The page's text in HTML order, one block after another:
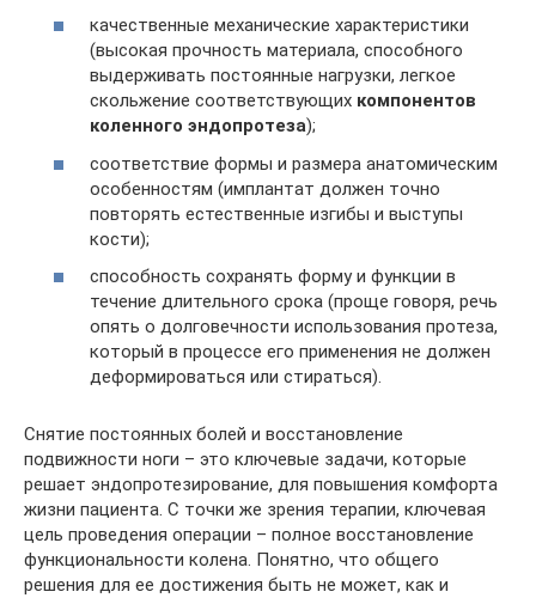
качественные механические характеристики
(высокая прочность материала, способного
выдерживать постоянные нагрузки, легкое
скольжение соответствующих компонентов
коленного эндопротеза);
соответствие формы и размера анатомическим
особенностям (имплантат должен точно
повторять естественные изгибы и выступы
кости);
способность сохранять форму и функции в
течение длительного срока (проще говоря, речь
опять о долговечности использования протеза,
который в процессе его применения не должен
деформироваться или стираться).
Снятие постоянных болей и восстановление
подвижности ноги – это ключевые задачи, которые
решает эндопротезирование, для повышения комфорта
жизни пациента. С точки же зрения терапии, ключевая
цель проведения операции – полное восстановление
функциональности колена. Понятно, что общего
решения для ее достижения быть не может, как и